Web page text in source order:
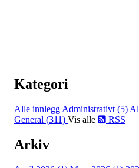
Kategori
Alle innlegg Administrativt (5)
General (311) Vis alle RSS
Arkiv